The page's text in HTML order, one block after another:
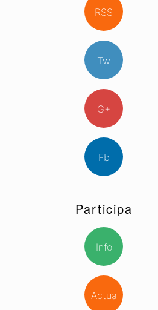
RSS
Tw
G+
Fb
Participa
Info
Actua